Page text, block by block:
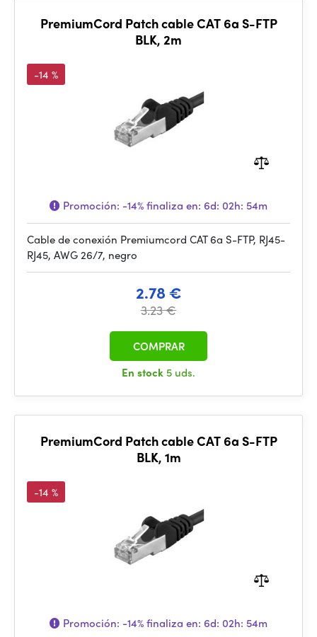
PremiumCord Patch cable CAT 6a S-FTP
BLK, 2m
-14 %
Promoción: -14%finaliza en: 6d: 02h: 54m
Cable de conexión Premiumcord CAT 6a S-FTP, RJ45-
RJ45, AWG 26/7, negro
2.78 €
3.23 €
En stock 5 uds.
COMPRAR
PremiumCord Patch cable CAT 6a S-FTP
BLK, 1m
-14 %
Promoción: -14%finaliza en: 6d: 02h: 54m